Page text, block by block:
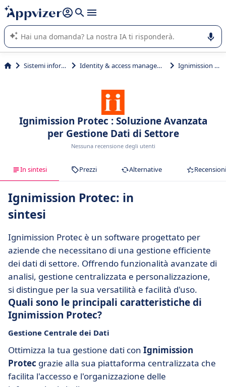
righe con
shift + enter
L'IA di Appvizer vi guida nell'utilizzo o nella scelta di un
software SaaS per la vostra azienda.
Sistemi informativi Identity & access management (IAM) Ignimission Protec
Ignimission Protec : Soluzione Avanzata
per Gestione Dati di Settore
Nessuna recensione degli utenti
In sintesi Prezzi Alternative Recensioni
Ignimission Protec: in
sintesi
Ignimission Protec è un software progettato per
aziende che necessitano di una gestione efficiente
dei dati di settore. Offrendo funzionalità avanzate di
analisi, gestione centralizzata e personalizzazione,
si distingue per la sua versatilità e facilità d'uso.
Quali sono le principali caratteristiche di
Ignimission Protec?
Gestione Centrale dei Dati
Ottimizza la tua gestione dati con Ignimission
Protec grazie alla sua piattaforma centralizzata che
facilita l'accesso e l'organizzazione delle